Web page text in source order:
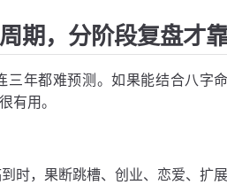
期，分阶段复盘才
年都难预测。如果能结合八字
有用。
时，果断跳槽、创业、恋爱、扩展